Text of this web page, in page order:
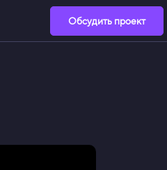
Обсудить проект